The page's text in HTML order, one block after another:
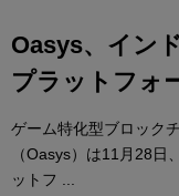
Oasys、イン
プラットフォ
ゲーム特化型ブロック
（Oasys）は11月28日
ットフ ...